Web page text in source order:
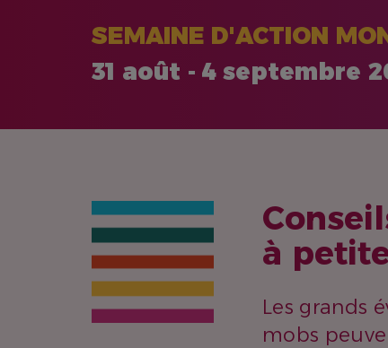
SEMAINE D'ACTION
31 août - 4 septembre
à
Les grands
mobs